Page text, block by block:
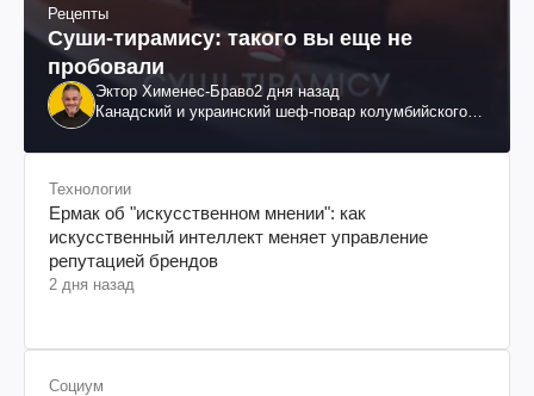
Рецепты
Суши-тирамису: такого вы еще не
пробовали
Эктор Хименес-Браво2 дня назад
Канадский и украинский шеф-повар колумбийского
Технологии
Ермак об "искусственном мнении": как
искусственный интеллект меняет управление
репутацией брендов
2 дня назад
Социум